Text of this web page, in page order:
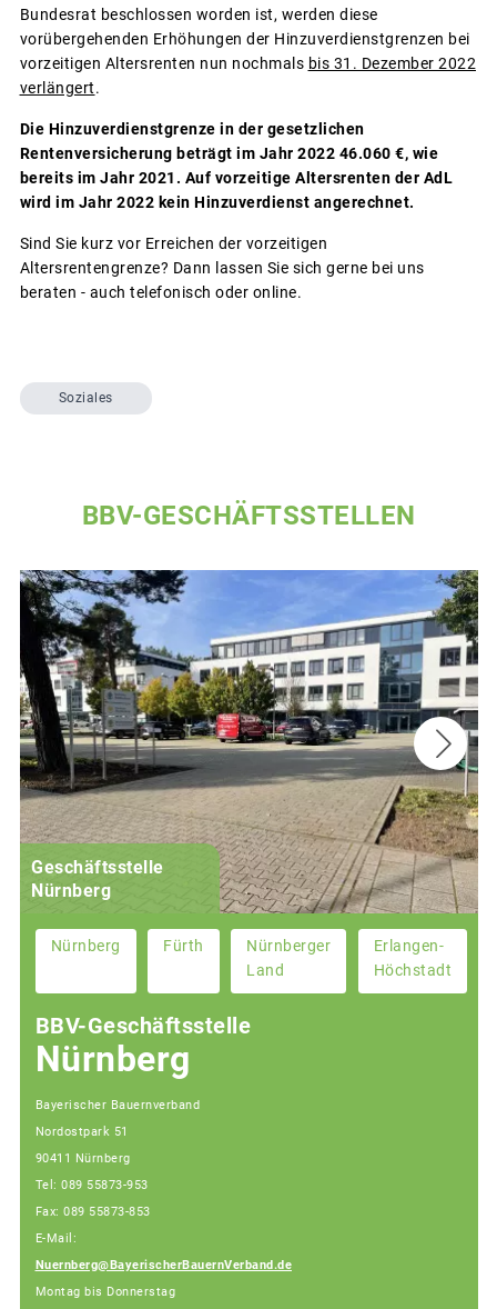
Bundesrat beschlossen worden ist, werden diese
vorübergehenden Erhöhungen der Hinzuverdienstgrenzen bei
vorzeitigen Altersrenten nun nochmals bis 31. Dezember 2022
verlängert.
Die Hinzuverdienstgrenze in der gesetzlichen
Rentenversicherung beträgt im Jahr 2022 46.060 €, wie
bereits im Jahr 2021. Auf vorzeitige Altersrenten der AdL
wird im Jahr 2022 kein Hinzuverdienst angerechnet.
Sind Sie kurz vor Erreichen der vorzeitigen
Altersrentengrenze? Dann lassen Sie sich gerne bei uns
beraten - auch telefonisch oder online.
Soziales
BBV-GESCHÄFTSSTELLEN
Geschäftsstelle
Nürnberg
Nürnberg Fürth
Nürnberger
Land
Erlangen-
Höchstadt
BBV-Geschäftsstelle
Nürnberg
Bayerischer Bauernverband
Nordostpark 51
90411 Nürnberg
Tel: 089 55873-953
Fax: 089 55873-853
E-Mail:
Nuernberg@BayerischerBauernVerband.de
Montag bis Donnerstag